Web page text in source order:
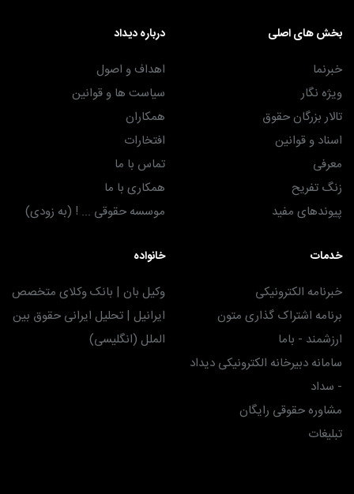
بخش های اصلی
خبرنما
ویژه نگار
تالار بزرگان حقوق
اسناد و قوانین
معرفی
زنگ تفریح
پیوندهای مفید
درباره دیداد
اهداف و اصول
سیاست ها و قوانین
همکاران
افتخارات
تماس با ما
همکاری با ما
موسسه حقوقی ... ! (به زودی)
خدمات
خبرنامه الکترونیکی
برنامه اشتراک گذاری متون
ارزشمند - باما
سامانه دبیرخانه الکترونیکی دیداد
- سداد
مشاوره حقوقی رایگان
تبلیغات
خانواده
وکیل بان | بانک وکلای متخصص
ایرانیل | تحلیل ایرانی حقوق بین
الملل (انگلیسی)